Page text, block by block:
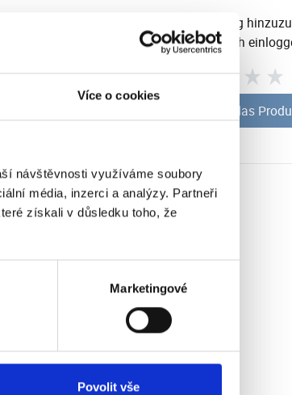
Více o cookies
návštěvnosti využíváme soubory
média, inzerci a analýzy. Partneři
získali v důsledku toho, že
Marketingové
Povolit vše
Um eine Bewertung
müssen Sie sich
Bewerten Sie das